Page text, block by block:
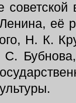
её
Н. К.
С.